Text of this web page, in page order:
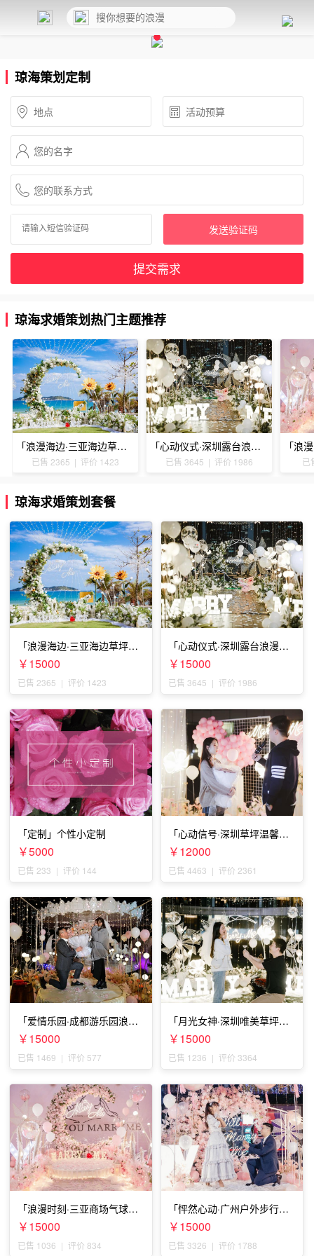
琼海策划定制
发送验证码
提交需求
琼海求婚策划热门主题推荐
「浪漫海边·三亚海边草坪浪漫求婚」
已售 2365 | 评价 1423
「心动仪式·深圳露台浪漫求婚」
已售 3645 | 评价 1986 已
琼海求婚策划套餐
「浪漫海边·三亚海边草坪浪
漫求婚」
￥15000
已售 2365 | 评价 1423
「心动仪式·深圳露台浪漫求
婚」
￥15000
已售 3645 | 评价 1986
「定制」个性小定制
￥5000
已售 233 | 评价 144
「心动信号·深圳草坪温馨求
婚」
￥12000
已售 4463 | 评价 2361
「爱情乐园·成都游乐园浪漫
求婚」
￥15000
已售 1469 | 评价 577
「月光女神·深圳唯美草坪浪
漫求婚」
￥15000
已售 1236 | 评价 3364
「浪漫时刻·三亚商场气球雨
惊喜求婚」
￥15000
已售 1036 | 评价 834
「怦然心动·广州户外步行街
求婚」
￥15000
已售 3326 | 评价 1788